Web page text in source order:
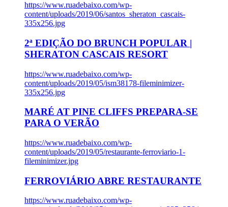
https://www.ruadebaixo.com/wp-
content/uploads/2019/06/santos_sheraton_cascais-
335x256.jpg
2ª EDIÇÃO DO BRUNCH POPULAR |
SHERATON CASCAIS RESORT
https://www.ruadebaixo.com/wp-
content/uploads/2019/05/ism38178-fileminimizer-
335x256.jpg
MARÉ AT PINE CLIFFS PREPARA-SE
PARA O VERÃO
https://www.ruadebaixo.com/wp-
content/uploads/2019/05/restaurante-ferroviario-1-
fileminimizer.jpg
FERROVIÁRIO ABRE RESTAURANTE
https://www.ruadebaixo.com/wp-